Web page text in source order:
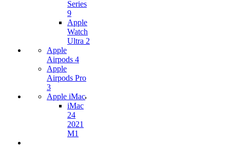
Series
9
Apple
Watch
Ultra 2
Apple
Airpods 4
Apple
Airpods Pro
3
Apple iMac
iMac
24
2021
M1